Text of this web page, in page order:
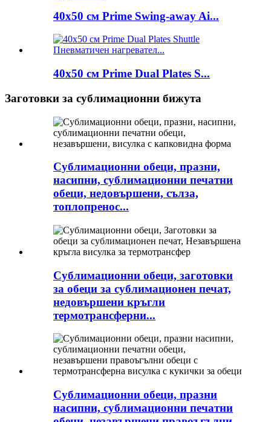
40x50 см Prime Swing-away Ai...
40x50 см Prime Dual Plates S...
Заготовки за сублимационни бижута
Сублимационни обеци, празни,
насипни, сублимационни печатни
обеци, недовършени, сълза,
топлопренос...
Сублимационни обеци, заготовки
за обеци за сублимационен печат,
недовършени кръгли
термотрансферни...
Сублимационни обеци, празни
насипни, сублимационни печатни